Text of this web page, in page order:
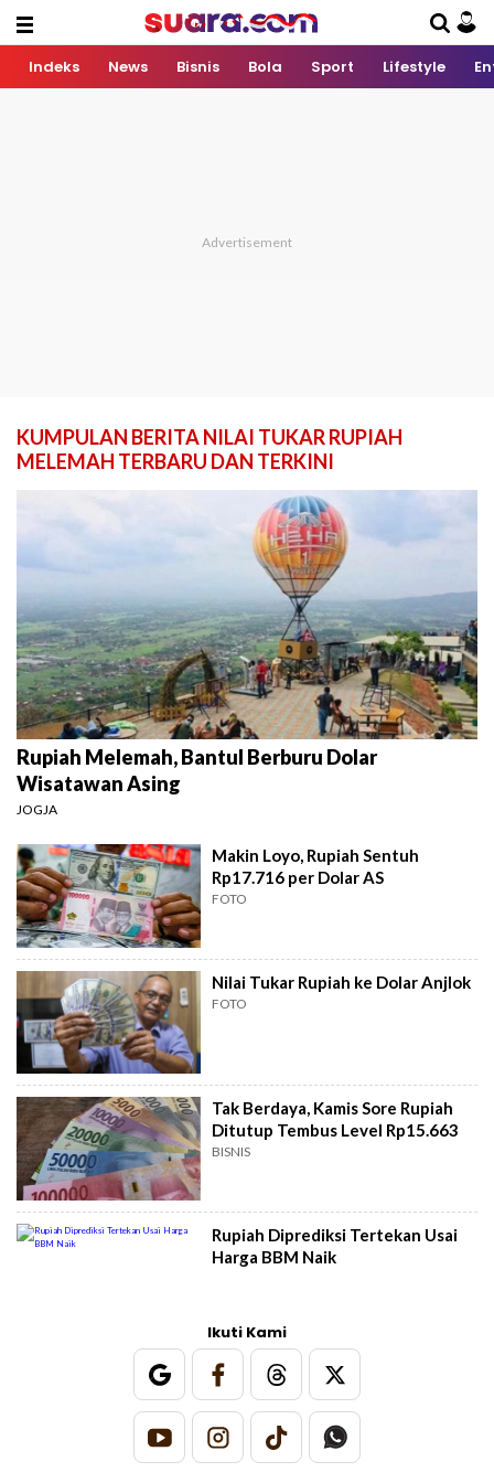
Indeks News Bisnis Bola Sport Lifestyle
KUMPULAN BERITA NILAI TUKAR RUPIAH
MELEMAH TERBARU DAN TERKINI
Rupiah Melemah, Bantul Berburu Dolar
Wisatawan Asing
JOGJA
Makin Loyo, Rupiah Sentuh
Rp17.716 per Dolar AS
FOTO
Nilai Tukar Rupiah ke Dolar Anjlok
FOTO
Tak Berdaya, Kamis Sore Rupiah
Ditutup Tembus Level Rp15.663
BISNIS
Rupiah Diprediksi Tertekan Usai
Harga BBM Naik
Ikuti Kami